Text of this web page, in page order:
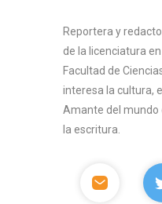
Reportera y
de la licenciatura
Facultad de
interesa la cultura,
Amante del mundo
la escritura.